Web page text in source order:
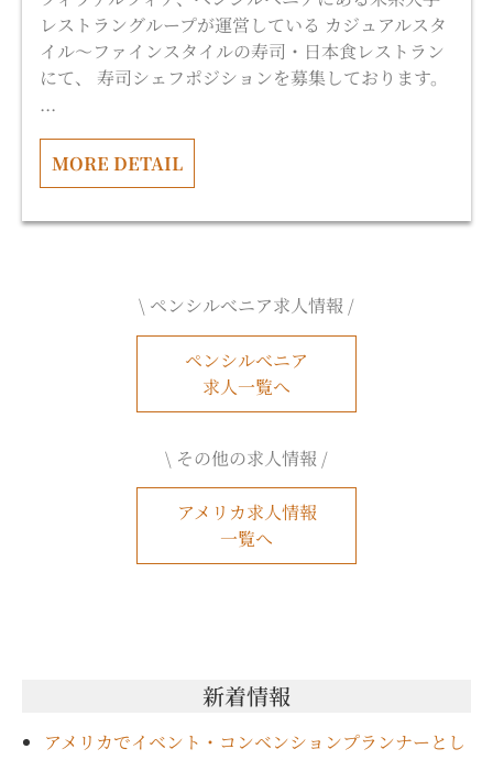
レストラングループが運営している カジュアルスタ
イル〜ファインスタイルの寿司・日本食レストラン
にて、 寿司シェフポジションを募集しております。
...
MORE DETAIL
\ ペンシルべニア求人情報 /
ペンシルべニア
求人一覧へ
\ その他の求人情報 /
アメリカ求人情報
一覧へ
新着情報
アメリカでイベント・コンベンションプランナーとし